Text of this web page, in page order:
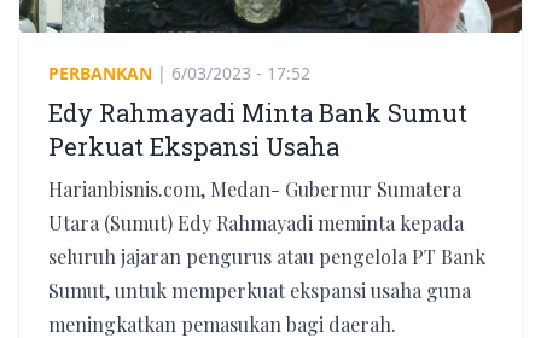
PERBANKAN | 6/03/2023 - 17:52
Edy Rahmayadi Minta Bank Sumut
Perkuat Ekspansi Usaha
Harianbisnis.com, Medan- Gubernur Sumatera
Utara (Sumut) Edy Rahmayadi meminta kepada
seluruh jajaran pengurus atau pengelola PT Bank
Sumut, untuk memperkuat ekspansi usaha guna
meningkatkan pemasukan bagi daerah.